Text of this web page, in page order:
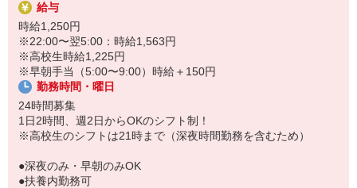
他にも、食材の調整や金銭管理、新しく入社したクルーの研修など
様々なお仕事があります。
セルフオーダー、セルフ会計で、現金の受け渡しはほとんどありま
せん。※一部店舗を除く
取り間違いもなく安心でスムーズ♪
マニュアルも用意していますので飲食店が初めての方でも大丈夫！
もちろん先輩クルーがしっかり教えてくれるので安心してくださ
い。
給与
時給1,250円
※22:00〜翌5:00：時給1,563円
※高校生時給1,225円
※早朝手当（5:00〜9:00）時給＋150円
勤務時間・曜日
24時間募集
1日2時間、週2日からOKのシフト制！
※高校生のシフトは21時まで（深夜時間勤務を含むため）
●深夜のみ・早朝のみOK
●扶養内勤務可